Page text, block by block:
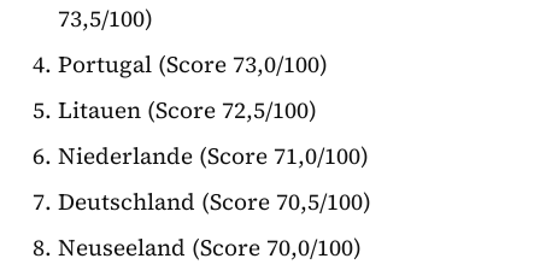
73,5/100)
Portugal (Score 73,0/100)
Litauen (Score 72,5/100)
Niederlande (Score 71,0/100)
Deutschland (Score 70,5/100)
Neuseeland (Score 70,0/100)